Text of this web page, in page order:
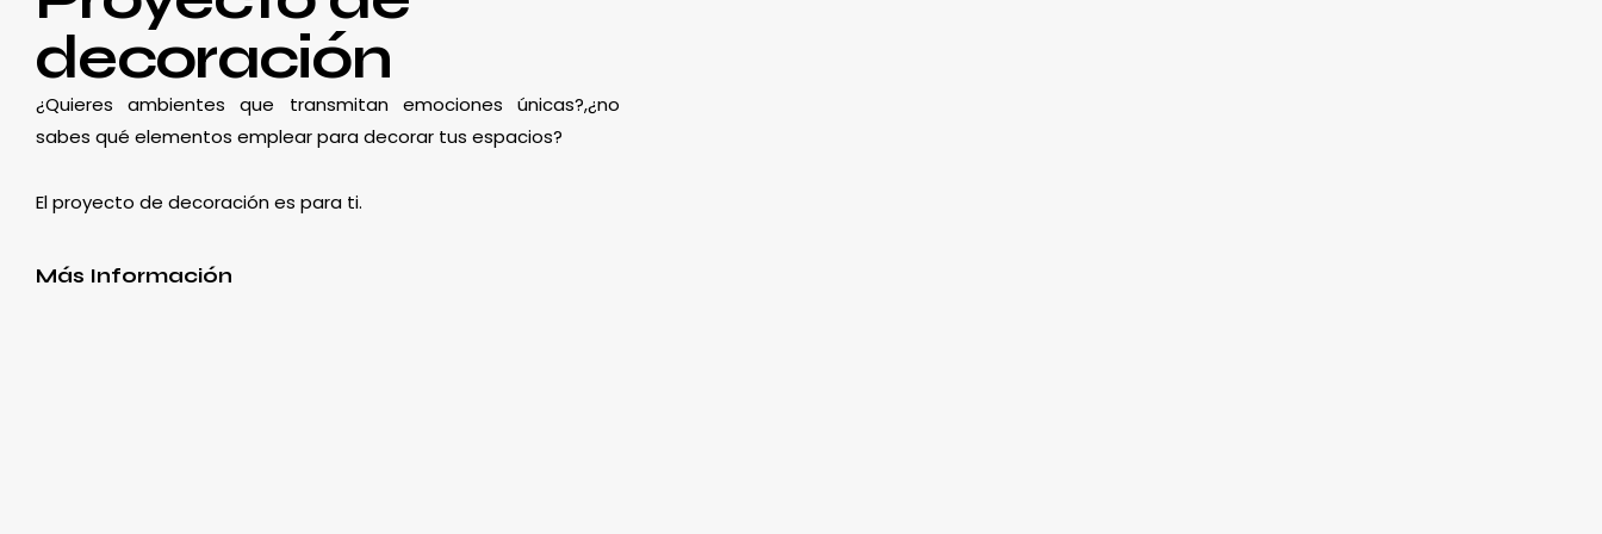
decoración
¿Quieres ambientes que transmitan emociones únicas?,¿no
sabes qué elementos emplear para decorar tus espacios?
El proyecto de decoración es para ti.
Más Información